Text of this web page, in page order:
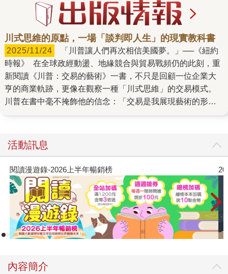
川式思維的原點，一場「談判即人生」的現實教科書
2025/11/24
時報》 在全球政經動盪、地緣競合與貿易戰頻仍的此刻，重
新閱讀《川普：交易的藝術》一書，不只是回顧一位企業大
亨的商業軌跡，更像在觀察一種「川式思維」的交易模式。
川普在書中毫不掩飾他的信念：「交易是我展現藝術的形
吻，語氣直率、觀點尖銳，甚至帶點挑釁、自信的態度，帶
領讀者走進紐約的高風險地產戰場，揭露他如何運用「談
判」這項技術，以不妥協的精神打造億萬帝國。 從川普的角
度來看，他認為談判不是爭奪生意，而是創造機會；不是算
計他人，而是主導交易節奏、掌握主場。這套思維也貫穿他
後來的政治生涯：在他的政治觀中，國際貿易、外交事務、
媒體對話，無一不是延伸自同一套「談判邏輯」。這正是他
獨特的「川普式思維」的延伸。 書中收錄多個經典交易案例
——從重建中央公園沃爾曼溜冰場、改造破舊旅館為君悅酒
營執照。每一則故事都是一場真實的戰役，顯示他如何在複
活動訊息
閱讀漫遊錄-2026上半年暢銷榜
內容簡介